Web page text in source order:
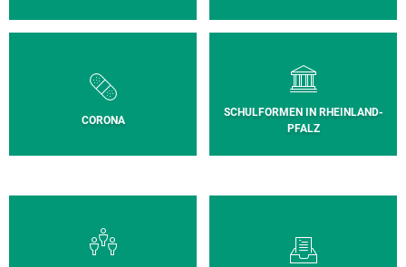
CORONA
SCHULFORMEN IN RHEINLAND-
PFALZ